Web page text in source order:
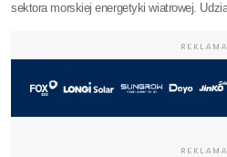
sektora morskiej energetyki wiatrowej.
REKLAMA
REKLAMA